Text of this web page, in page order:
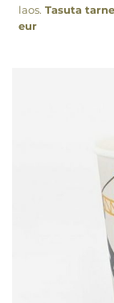
laos. Tasuta
eur